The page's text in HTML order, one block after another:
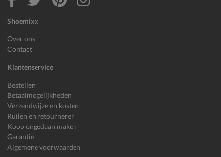
Shoemixx
Over ons
Contact
Klantenservice
Bestellen
Betaalmogelijkheden
Verzendwijze en kosten
Ruilen en retourneren
Koop ongedaan maken
Garantie
Algemene voorwaarden